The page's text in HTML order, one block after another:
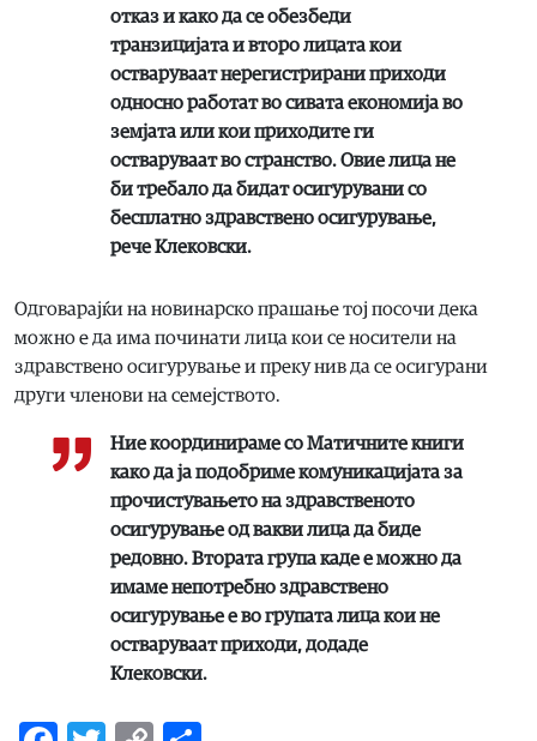
отказ и како да се обезбеди
транзицијата и второ лицата кои
остваруваат нерегистрирани приходи
односно работат во сивата економија во
земјата или кои приходите ги
остваруваат во странство. Овие лица не
би требало да бидат осигурувани со
бесплатно здравствено осигурување,
рече Клековски.
Одговарајќи на новинарско прашање тој посочи дека
можно е да има починати лица кои се носители на
здравствено осигурување и преку нив да се осигурани
други членови на семејството.
Ние координираме со Матичните книги
како да ја подобриме комуникацијата за
прочистувањето на здравственото
осигурување од вакви лица да биде
редовно. Втората група каде е можно да
имаме непотребно здравствено
осигурување е во групата лица кои не
остваруваат приходи, додаде
Клековски.